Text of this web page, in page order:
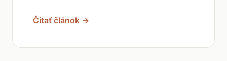
Čítať článok →